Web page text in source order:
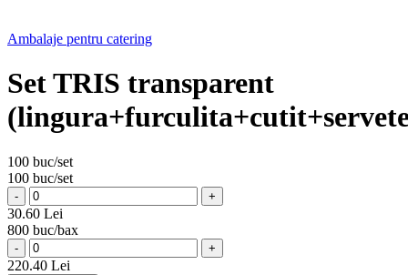
Ambalaje pentru catering
Set TRIS transparent
100 buc/set
100 buc/set
- +
30.60 Lei
800 buc/bax
- +
220.40 Lei